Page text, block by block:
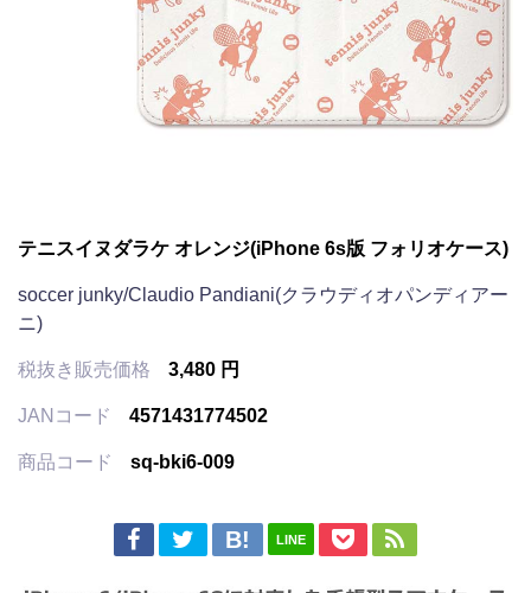
テニスイヌダラケ オレンジ(iPhone 6s版 フォリオケース)
soccer junky/Claudio Pandiani(クラウディオパンディアー
ニ)
税抜き販売価格 3,480 円
JANコード 4571431774502
商品コード sq-bki6-009
LINE